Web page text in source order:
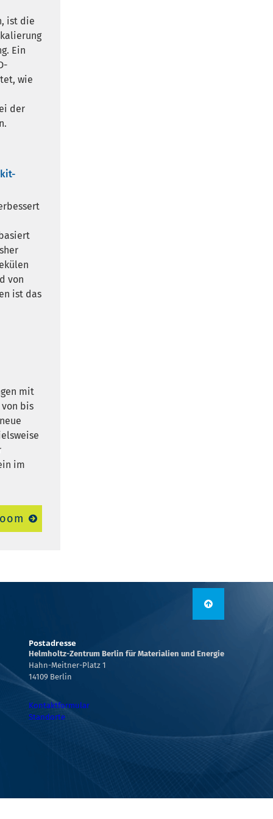
ist die
Ein
wie
der
von
ist das
mit
bis
im
Postadresse
Helmholtz-Zentrum Berlin für Materialien und Energie
Hahn-Meitner-Platz 1
14109 Berlin
Kontaktformular
Standorte